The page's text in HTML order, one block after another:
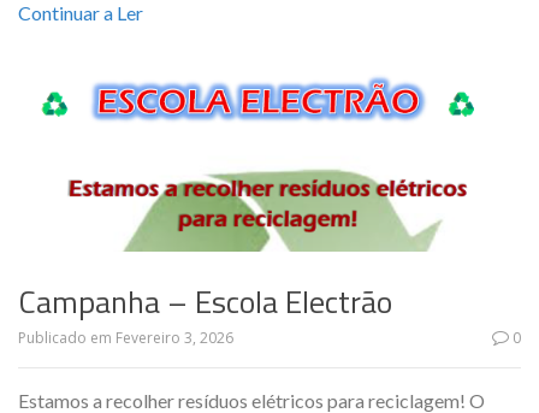
Continuar a Ler
Campanha – Escola Electrão
Publicado em Fevereiro 3, 2026 0
Estamos a recolher resíduos elétricos para reciclagem! O